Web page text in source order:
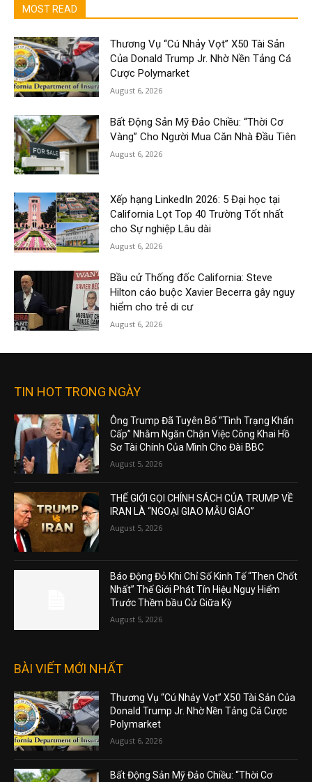
MOST READ
Thương Vụ “Cú Nhảy Vọt” X50 Tài Sản
Của Donald Trump Jr. Nhờ Nền Tảng Cá
Cược Polymarket
August 6, 2026
Bất Động Sản Mỹ Đảo Chiều: “Thời Cơ
Vàng” Cho Người Mua Căn Nhà Đầu Tiên
August 6, 2026
Xếp hạng LinkedIn 2026: 5 Đại học tại
California Lọt Top 40 Trường Tốt nhất
cho Sự nghiệp Lâu dài
August 6, 2026
Bầu cử Thống đốc California: Steve
Hilton cáo buộc Xavier Becerra gây nguy
hiểm cho trẻ di cư
August 6, 2026
TIN HOT TRONG NGÀY
Ông Trump Đã Tuyên Bố “Tình Trạng Khẩn
Cấp” Nhằm Ngăn Chặn Việc Công Khai Hồ
Sơ Tài Chính Của Mình Cho Đài BBC
August 5, 2026
THẾ GIỚI GỌI CHÍNH SÁCH CỦA TRUMP VỀ
IRAN LÀ “NGOẠI GIAO MẪU GIÁO”
August 5, 2026
Báo Động Đỏ Khi Chỉ Số Kinh Tế “Then Chốt
Nhất” Thế Giới Phát Tín Hiệu Nguy Hiểm
Trước Thềm bầu Cử Giữa Kỳ
August 5, 2026
BÀI VIẾT MỚI NHẤT
Thương Vụ “Cú Nhảy Vọt” X50 Tài Sản Của
Donald Trump Jr. Nhờ Nền Tảng Cá Cược
Polymarket
August 6, 2026
Bất Động Sản Mỹ Đảo Chiều: “Thời Cơ